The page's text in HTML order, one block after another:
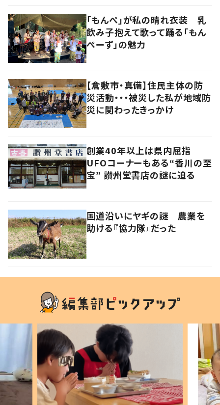
「もんぺ」が私の晴れ衣装 乳
飲み子抱えて歌って踊る「もん
ぺーず」の魅力
【倉敷市・真備】住民主体の防
災活動・・・被災した私が地域防
災に関わったきっかけ
創業40年以上は県内屈指
UFOコーナーもある“香川の至
宝” 讃州堂書店の謎に迫る
国道沿いにヤギの謎 農業を
助ける『協力隊』だった